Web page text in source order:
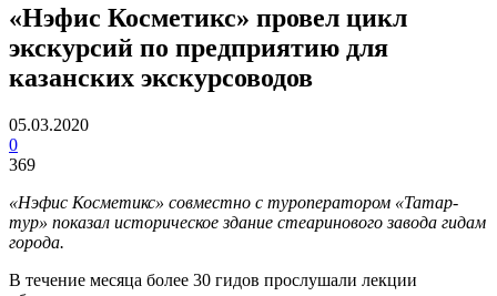
«Нэфис Косметикс» провел цикл
экскурсий по предприятию для
казанских экскурсоводов
05.03.2020
0
369
«Нэфис Косметикс» совместно с туроператором «Татар-
тур» показал историческое здание стеаринового завода гидам
города.
В течение месяца более 30 гидов прослушали лекции